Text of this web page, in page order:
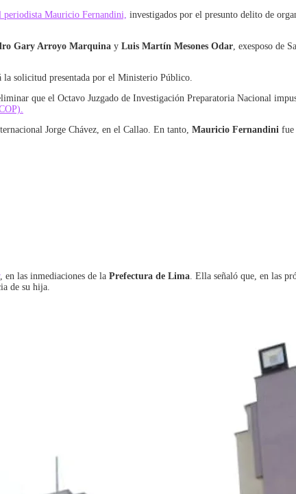
periodista Mauricio Fernandini, investigados por el presunto delito de
Gary Arroyo Marquina y Luis Martín Mesones Odar, exesposo de
la solicitud presentada por el Ministerio Público.
que el Octavo Juzgado de Investigación Preparatoria Nacional
Jorge Chávez, en el Callao. En tanto, Mauricio Fernandini fue
, en las inmediaciones de la Prefectura de Lima. Ella señaló que, en las
de su hija.